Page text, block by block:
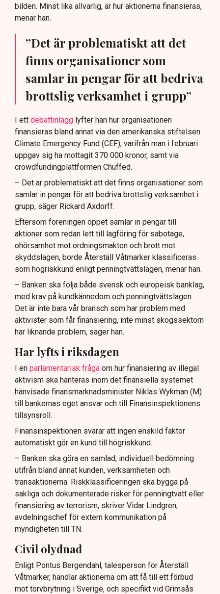
bilden. Minst lika allvarlig, är hur aktionerna finansieras,
menar han.
”Det är problematiskt att det
finns organisationer som
samlar in pengar för att bedriva
brottslig verksamhet i grupp”
I ett debattinlägg lyfter han hur organisationen
finansieras bland annat via den amerikanska stiftelsen
Climate Emergency Fund (CEF), varifrån man i februari
uppgav sig ha mottagit 370 000 kronor, samt via
crowdfundingplattformen Chuffed.
– Det är problematiskt att det finns organisationer som
samlar in pengar för att bedriva brottslig verksamhet i
grupp, säger Rickard Axdorff.
Eftersom föreningen öppet samlar in pengar till
aktioner som redan lett till lagföring för sabotage,
ohörsamhet mot ordningsmakten och brott mot
skyddslagen, borde Återställ Våtmarker klassificeras
som högriskkund enligt penningtvättslagen, menar han.
– Banken ska följa både svensk och europeisk banklag,
med krav på kundkännedom och penningtvättslagen.
Det är inte bara vår bransch som har problem med
aktivister som får finansiering, inte minst skogssektorn
har liknande problem, säger han.
Har lyfts i riksdagen
I en parlamentarisk fråga om hur finansiering av illegal
aktivism ska hanteras inom det finansiella systemet
hänvisade finansmarknadsminister Niklas Wykman (M)
till bankernas eget ansvar och till Finansinspektionens
tillsynsroll.
Finansinspektionen svarar att ingen enskild faktor
automatiskt gör en kund till högriskkund.
– Banken ska göra en samlad, individuell bedömning
utifrån bland annat kunden, verksamheten och
transaktionerna. Riskklassificeringen ska bygga på
sakliga och dokumenterade risker för penningtvätt eller
finansiering av terrorism, skriver Vidar Lindgren,
avdelningschef för extern kommunikation på
myndigheten till TN.
Civil olydnad
Enligt Pontus Bergendahl, talesperson för Återställ
Våtmarker, handlar aktionerna om att få till ett förbud
mot torvbrytning i Sverige, och specifikt vid Grimsås